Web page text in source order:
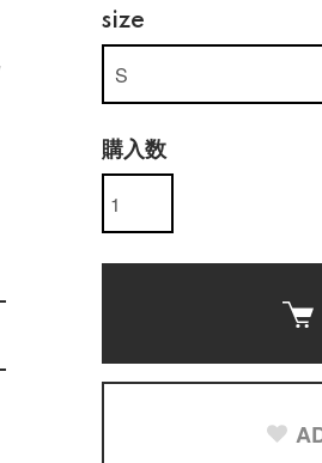
size
購入数